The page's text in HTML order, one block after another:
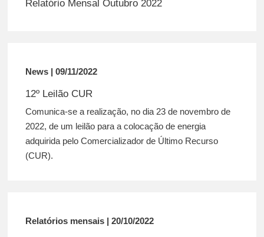
Relatório Mensal Outubro 2022
News | 09/11/2022
12º Leilão CUR
Comunica-se a realização, no dia 23 de novembro de
2022, de um leilão para a colocação de energia
adquirida pelo Comercializador de Último Recurso
(CUR).
Relatórios mensais | 20/10/2022